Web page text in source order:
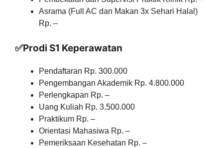
Asrama (Full AC dan Makan 3x Sehari Halal)
Rp. –
✅Prodi S1 Keperawatan
Pendaftaran Rp. 300.000
Pengembangan Akademik Rp. 4.800.000
Perlengkapan Rp. –
Uang Kuliah Rp. 3.500.000
Praktikum Rp. –
Orientasi Mahasiwa Rp. –
Pemeriksaan Kesehatan Rp. –